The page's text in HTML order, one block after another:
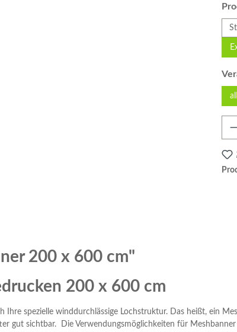
200 x 600 cm"
200 x 600 cm
Ihre spezielle winddurchlässige Lochstruktur. Das heißt, ein
sichtbar. Die Verwendungsmöglichkeiten für Meshbanner